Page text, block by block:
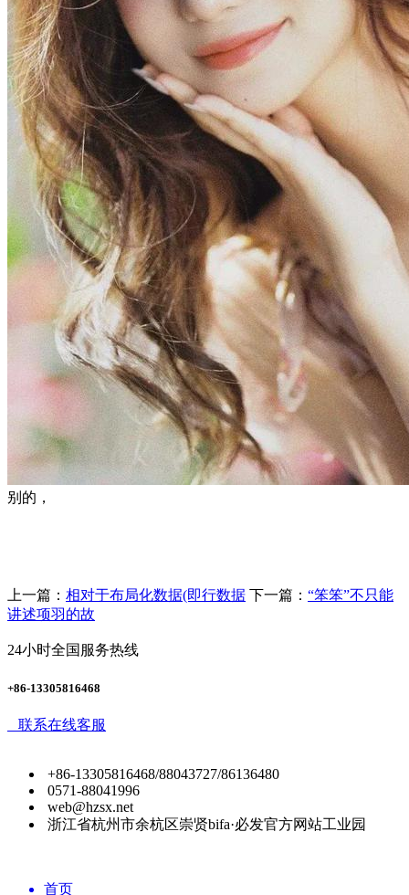
别的，
上一篇： 相对于布局化数据(即行数据 下一篇： “笨笨”不只能
讲述项羽的故
24小时全国服务热线
+86-13305816468
联系在线客服
+86-13305816468/88043727/86136480
0571-88041996
web@hzsx.net
浙江省杭州市余杭区崇贤bifa·必发官方网站工业园
首页